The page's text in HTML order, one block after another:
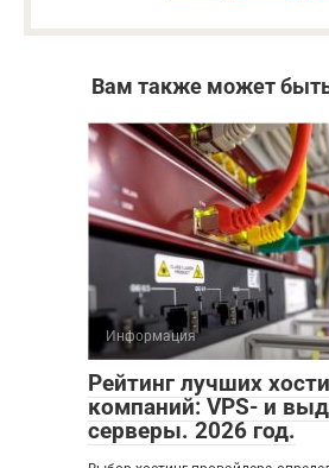
Вам также может
Информация
Рейтинг лучших
компаний: VPS- и
серверы. 2026 год.